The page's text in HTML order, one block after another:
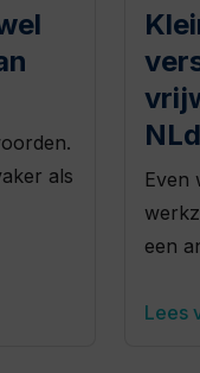
als
Even
een
Lees